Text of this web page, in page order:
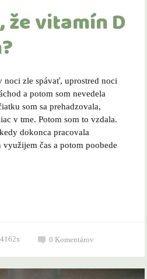
že vitamín D
noci zle spávať, uprostred noci
a potom som nevedela
som sa prehadzovala,
v tme. Potom som to vzdala.
dokonca pracovala
využijem čas a potom poobede
4162x 0Komentárov